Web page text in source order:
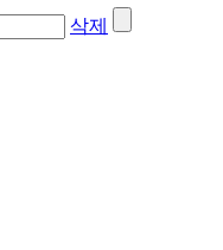
삭제